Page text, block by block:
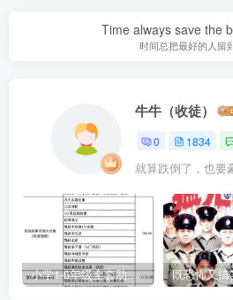
Time always save the
时间总把最好的人留
牛牛（收徒）
0 1834
就算跌倒了，也要
小学1-6年级全套助学资源包（9000GB）(超值的精品资源-会员也需单独购买哦)